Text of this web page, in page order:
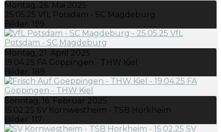
Montag, 26. Mai 2025
25.05.25 VfL Potsdam - SC Magdeburg
Bilder: 199
Montag, 21. April 2025
19.04.25 FA Göppingen - THW Kiel
Bilder: 189
Sonntag, 16. Februar 2025
15.02.25 SV Kornwestheim - TSB Horkheim
Bilder: 117